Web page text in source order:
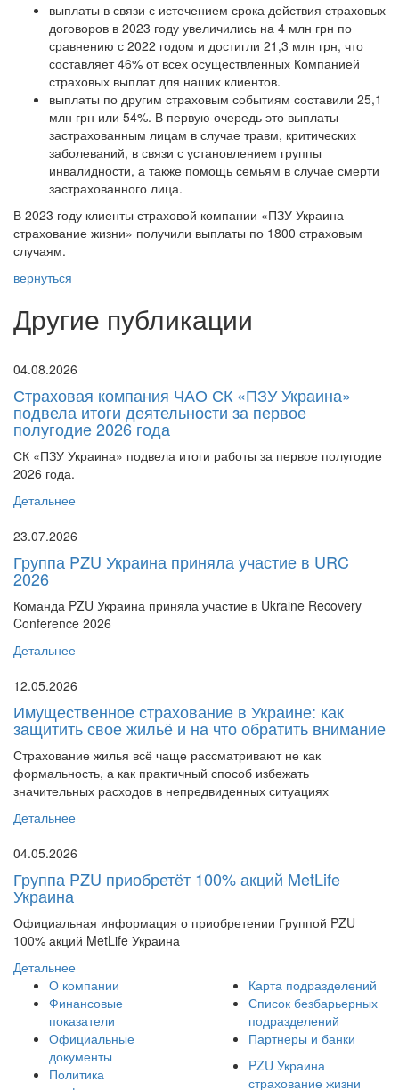
выплаты в связи с истечением срока действия страховых
договоров в 2023 году увеличились на 4 млн грн по
сравнению с 2022 годом и достигли 21,3 млн грн, что
составляет 46% от всех осуществленных Компанией
страховых выплат для наших клиентов.
выплаты по другим страховым событиям составили 25,1
млн грн или 54%. В первую очередь это выплаты
застрахованным лицам в случае травм, критических
заболеваний, в связи с установлением группы
инвалидности, а также помощь семьям в случае смерти
застрахованного лица.
В 2023 году клиенты страховой компании «ПЗУ Украина
страхование жизни» получили выплаты по 1800 страховым
случаям.
вернуться
Другие публикации
04.08.2026
Страховая компания ЧАО СК «ПЗУ Украина»
подвела итоги деятельности за первое
полугодие 2026 года
СК «ПЗУ Украина» подвела итоги работы за первое полугодие
2026 года.
Детальнее
23.07.2026
Группа PZU Украина приняла участие в URC
2026
Команда PZU Украина приняла участие в Ukraine Recovery
Conference 2026
Детальнее
12.05.2026
Имущественное страхование в Украине: как
защитить свое жильё и на что обратить внимание
Страхование жилья всё чаще рассматривают не как
формальность, а как практичный способ избежать
значительных расходов в непредвиденных ситуациях
Детальнее
04.05.2026
Группа PZU приобретёт 100% акций MetLife
Украина
Официальная информация о приобретении Группой PZU
100% акций MetLife Украина
Детальнее
О компании
Финансовые
показатели
Официальные
документы
Политика
Карта подразделений
Список безбарьерных
подразделений
Партнеры и банки
PZU Украина
страхование жизни